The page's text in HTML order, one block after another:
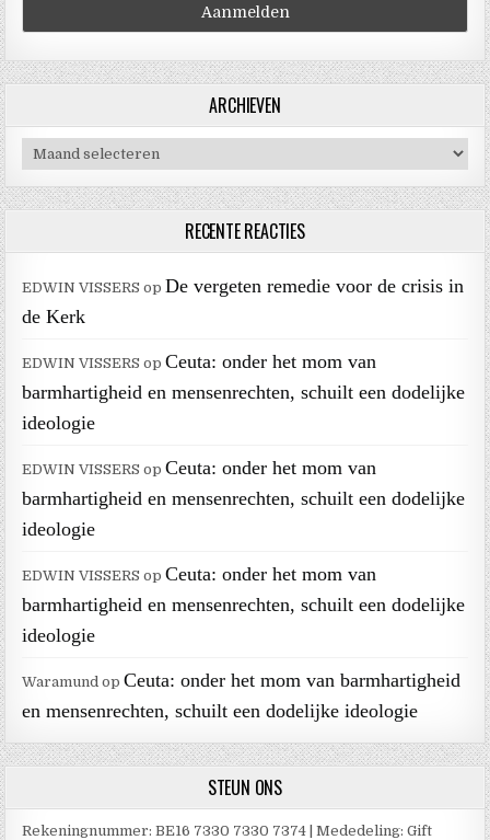
ARCHIEVEN
Archieven
RECENTE REACTIES
EDWIN VISSERS op De vergeten remedie voor de crisis in
de Kerk
EDWIN VISSERS opCeuta: onder het mom van
barmhartigheid en mensenrechten, schuilt een dodelijke
ideologie
EDWIN VISSERS opCeuta: onder het mom van
barmhartigheid en mensenrechten, schuilt een dodelijke
ideologie
EDWIN VISSERS opCeuta: onder het mom van
barmhartigheid en mensenrechten, schuilt een dodelijke
ideologie
Waramund opCeuta: onder het mom van barmhartigheid
en mensenrechten, schuilt een dodelijke ideologie
STEUN ONS
Rekeningnummer: BE16 7330 7330 7374 | Mededeling: Gift